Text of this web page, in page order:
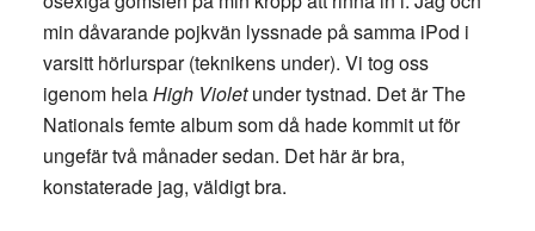
min dåvarande pojkvän lyssnade på samma iPod i
varsitt hörlurspar (teknikens under). Vi tog oss
igenom helaHigh Violetunder tystnad. Det är The
Nationals femte album som då hade kommit ut för
ungefär två månader sedan. Det här är bra,
konstaterade jag, väldigt bra.